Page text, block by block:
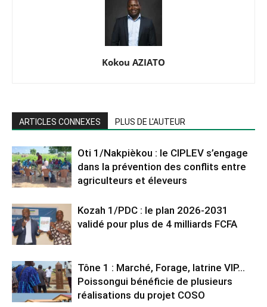
Kokou AZIATO
ARTICLES CONNEXES PLUS DE L'AUTEUR
Oti 1/Nakpièkou : le CIPLEV s’engage
dans la prévention des conflits entre
agriculteurs et éleveurs
Kozah 1/PDC : le plan 2026-2031
validé pour plus de 4 milliards FCFA
Tône 1 : Marché, Forage, latrine VIP…
Poissongui bénéficie de plusieurs
réalisations du projet COSO